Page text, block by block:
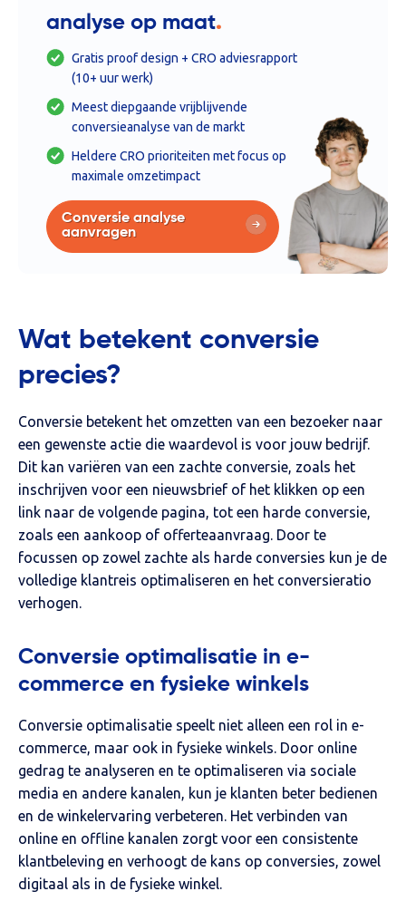
analyse op maat.
Gratis proof design + CRO adviesrapport
(10+ uur werk)
Meest diepgaande vrijblijvende
conversieanalyse van de markt
Heldere CRO prioriteiten met focus op
maximale omzetimpact
Conversie analyse
aanvragen
Wat betekent conversie
precies?
Conversie betekent het omzetten van een bezoeker naar
een gewenste actie die waardevol is voor jouw bedrijf.
Dit kan variëren van een zachte conversie, zoals het
inschrijven voor een nieuwsbrief of het klikken op een
link naar de volgende pagina, tot een harde conversie,
zoals een aankoop of offerteaanvraag. Door te
focussen op zowel zachte als harde conversies kun je de
volledige klantreis optimaliseren en het conversieratio
verhogen.
Conversie optimalisatie in e-
commerce en fysieke winkels
Conversie optimalisatie speelt niet alleen een rol in e-
commerce, maar ook in fysieke winkels. Door online
gedrag te analyseren en te optimaliseren via sociale
media en andere kanalen, kun je klanten beter bedienen
en de winkelervaring verbeteren. Het verbinden van
online en offline kanalen zorgt voor een consistente
klantbeleving en verhoogt de kans op conversies, zowel
digitaal als in de fysieke winkel.